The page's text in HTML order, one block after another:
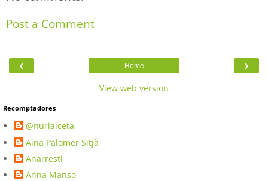
Post a Comment
‹ ›
Home
View web version
Recomptadores
@nuriaiceta
Aina Palomer Sitjà
Anarresti
Anna Manso